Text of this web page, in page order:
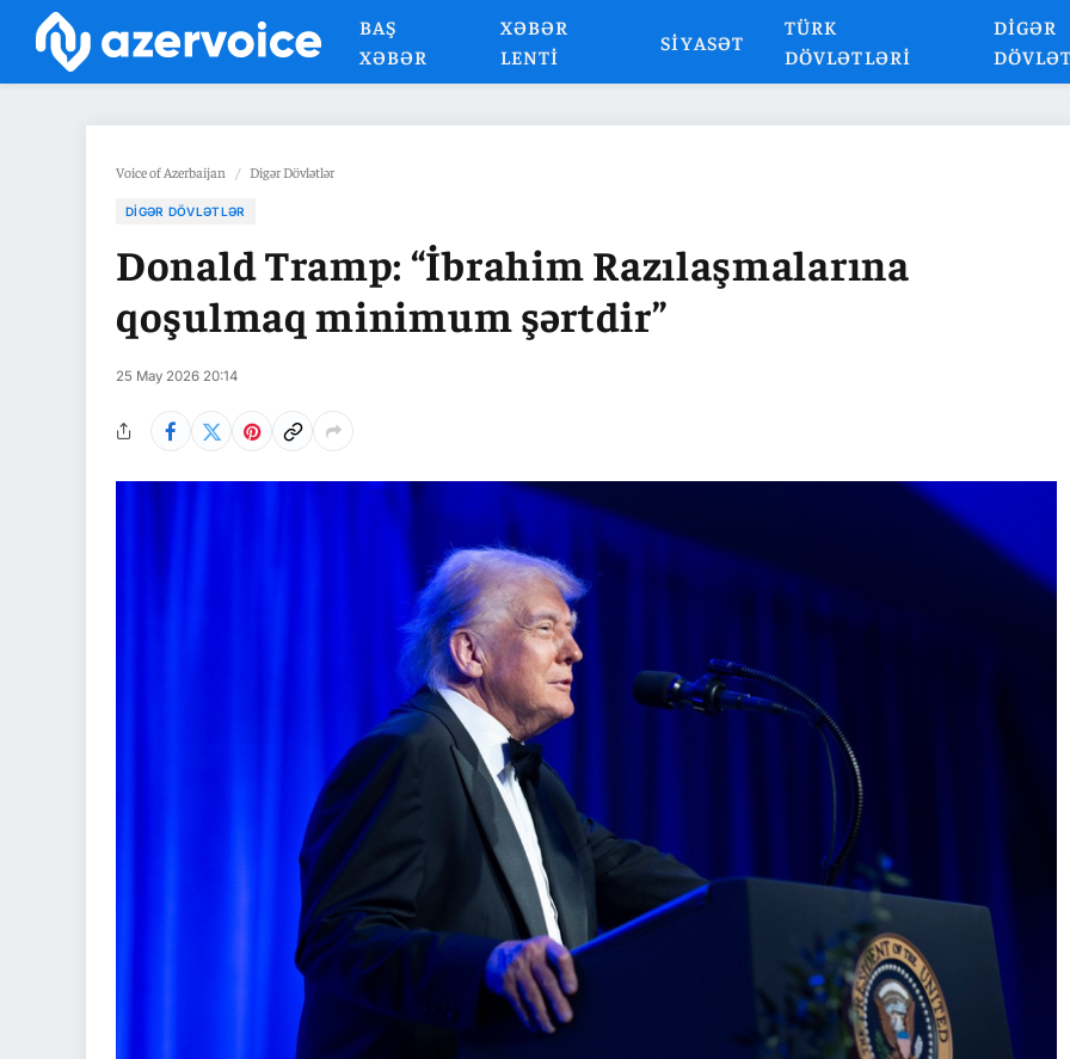
BAŞ
XƏBƏR
XƏBƏR
LENTI
SIYASƏT
TÜRK
DÖVLƏTLƏRI
DIGƏR
Voice of Azerbaijan / Digər Dövlətlər
DIGƏR DÖVLƏTLƏR
Donald Tramp: “İbrahim Razılaşmalarına
qoşulmaq minimum şərtdir”
25 May 2026 20:14